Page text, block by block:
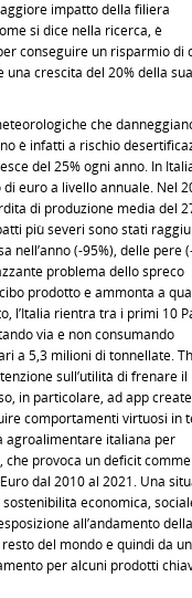
impatto della filiera
si dice nella ricerca, è
conseguire un risparmio di
una crescita del 20% della sua
che
è infatti a rischio
del 25% ogni anno. In
euro a livello annuale. Nel
di produzione media del
più severi sono stati
nell’anno (-95%), delle pere
problema dello spreco
prodotto e ammonta a
l’Italia rientra tra i primi 10
via e non consumando
a 5,3 milioni di tonnellate.
sull’utilità di frenare il
in particolare, ad app create
comportamenti virtuosi in
agroalimentare italiana per
che provoca un deficit
dal 2010 al 2021. Una
economica,
all’andamento della
del mondo e quindi da
per alcuni prodotti